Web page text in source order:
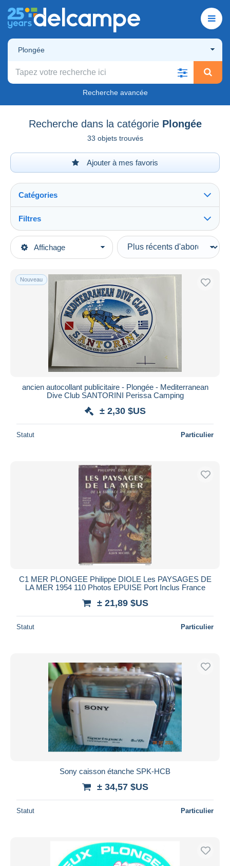
Plongée
Recherche avancée
Recherche dans la catégorie Plongée
33 objets trouvés
Ajouter à mes favoris
Affichage
Catégories
Catégories principales
Sports
Filtres
Types de vente
En cours
Prix fixes
Enchères avec offres
Enchères sans offres
Maisons de vente
Vendus
Toutes les durées
depuis
Prix
Uniquement en réduction
Livraison gratuite
Méthodes de paiement
PayPal
Virement bancaire
Mastercard
iDeal
Nouveau
ancien autocollant publicitaire - Plongée - Mediterranean
Dive Club SANTORINI Perissa Camping
± 2,30 $US
Statut Particulier
C1 MER PLONGEE Philippe DIOLE Les PAYSAGES DE
LA MER 1954 110 Photos EPUISE Port Inclus France
± 21,89 $US
Statut Particulier
Sony caisson étanche SPK-HCB
± 34,57 $US
Statut Particulier